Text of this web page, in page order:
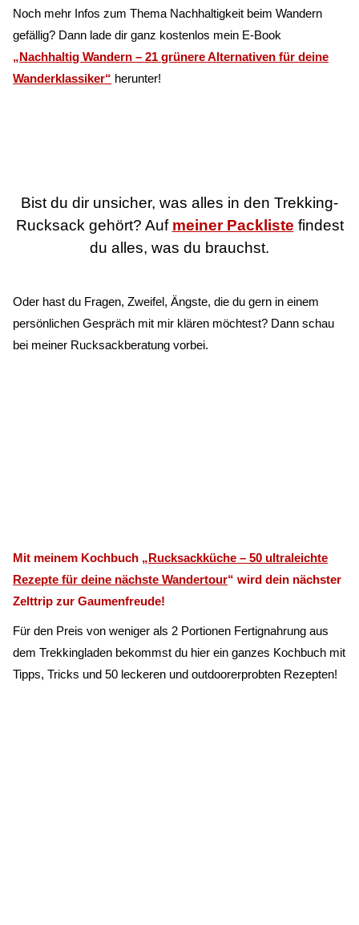
Noch mehr Infos zum Thema Nachhaltigkeit beim Wandern
gefällig? Dann lade dir ganz kostenlos mein E-Book
„Nachhaltig Wandern – 21 grünere Alternativen für deine
Wanderklassiker“ herunter!
Bist du dir unsicher, was alles in den Trekking-
Rucksack gehört? Auf meiner Packliste findest
du alles, was du brauchst.
Oder hast du Fragen, Zweifel, Ängste, die du gern in einem
persönlichen Gespräch mit mir klären möchtest? Dann schau
bei meiner Rucksackberatung vorbei.
Mit meinem Kochbuch „Rucksackküche – 50 ultraleichte
Rezepte für deine nächste Wandertour“wird dein nächster
Zelttrip zur Gaumenfreude!
Für den Preis von weniger als 2 Portionen Fertignahrung aus
dem Trekkingladen bekommst du hier ein ganzes Kochbuch mit
Tipps, Tricks und 50 leckeren und outdoorerprobten Rezepten!